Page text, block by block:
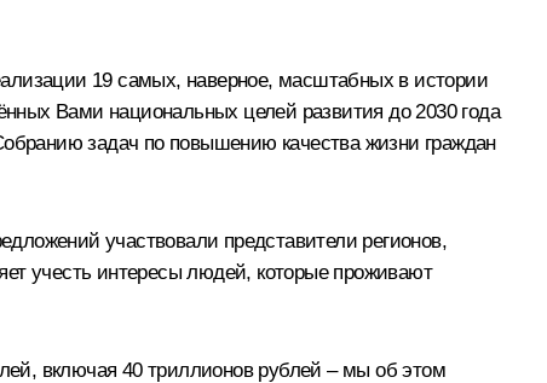
19 самых, наверное, масштабных в истории
Вами национальных целей развития до 2030 года
задач по повышению качества жизни граждан
участвовали представители регионов,
учесть интересы людей, которые проживают
включая 40 триллионов рублей – мы об этом